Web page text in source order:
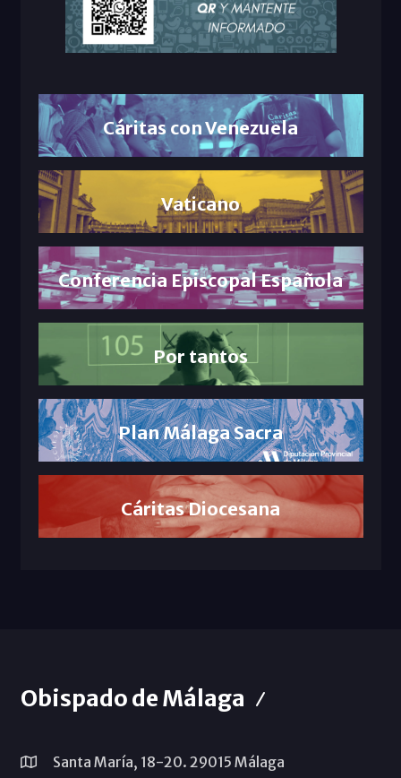
Cáritas con Venezuela
Vaticano
Conferencia Episcopal Española
Por tantos
Plan Málaga Sacra
Cáritas Diocesana
Obispado de Málaga
Santa María, 18-20. 29015 Málaga